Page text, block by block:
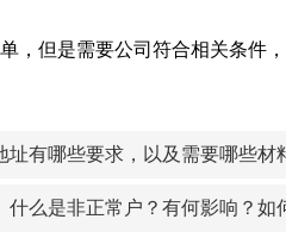
，但是需要公司符合相关条件
址有哪些要求，以及需要哪些材
什么是非正常户？有何影响？